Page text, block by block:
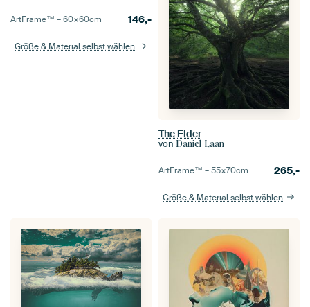
ArtFrame™ –60×60cm 146,-
Größe & Material selbst wählen
The Elder
von Daniel Laan
ArtFrame™ –55×70cm 265,-
Größe & Material selbst wählen